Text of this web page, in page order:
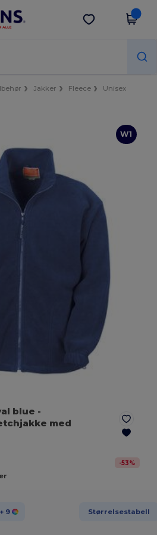
Last ned app
Jakker Fleece
Unisex
W1
blue -
med
-53%
+ 9 Størrelsestabell